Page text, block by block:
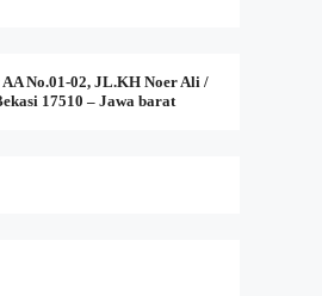
No.01-02, JL.KH Noer Ali /
17510 – Jawa barat